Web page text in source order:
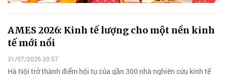
AMES 2026: Kinh tế lượng cho một nền kinh
tế mới nổi
31/07/2026 20:57
Hà Nội trở thành điểm hội tụ của gần 300 nhà nghiên cứu kinh tế